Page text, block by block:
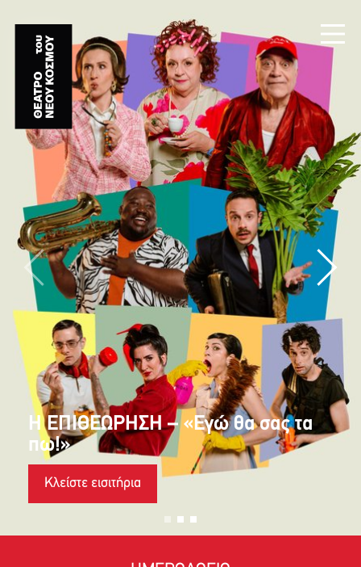
ΑΡΧΙΚΗ
ΠΟΙΟΙ ΕΙΜΑΣΤΕ
ΠΑΡΑΣΤΑΣΕΙΣ
ΕΠΙΚΟΙΝΩΝΙΑ
Η ΕΠΙΘΕΩΡΗΣΗ – «Εγώ θα σας τα
πω!»
Κλείστε εισιτήρια